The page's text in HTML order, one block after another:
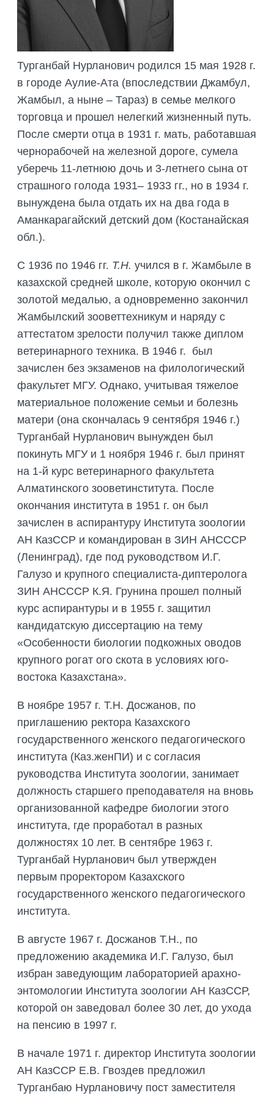
ОБОСНОВАНИЙ
ОРГАНИЗАЦИЯ ТРЕНИНГОВ И
СЕМИНАРОВ, ПОЛЕВЫХ ЭКСКУРСИЙ
ОРГАНИЗАЦИЯ ПОЛЕВЫХ ПРАКТИК,
СТАЖИРОВОК
СОВМЕСТНО С НАУЧНЫМ
ОБЩЕСТВОМ ТЕТИС
СЕЛЕВИНИЯ
SAIGA NEWS
Турганбай Нурланович родился 15 мая 1928 г.
в городе Аулие-Ата (впоследствии Джамбул,
Жамбыл, а ныне – Тараз) в семье мелкого
торговца и прошел нелегкий жизненный путь.
После смерти отца в 1931 г. мать, работавшая
чернорабочей на железной дороге, сумела
уберечь 11-летнюю дочь и 3-летнего сына от
страшного голода 1931– 1933 гг., но в 1934 г.
вынуждена была отдать их на два года в
Аманкарагайский детский дом (Костанайская
обл.).
С 1936 по 1946 гг. Т.Н. учился в г. Жамбыле в
казахской средней школе, которую окончил с
золотой медалью, а одновременно закончил
Жамбылский зооветтехникум и наряду с
аттестатом зрелости получил также диплом
ветеринарного техника. В 1946 г. был
зачислен без экзаменов на филологический
факультет МГУ. Однако, учитывая тяжелое
материальное положение семьи и болезнь
матери (она скончалась 9 сентября 1946 г.)
Турганбай Нурланович вынужден был
покинуть МГУ и 1 ноября 1946 г. был принят
на 1-й курс ветеринарного факультета
Алматинского зооветинститута. После
окончания института в 1951 г. он был
зачислен в аспирантуру Института зоологии
АН КазССР и командирован в ЗИН АНСССР
(Ленинград), где под руководством И.Г.
Галузо и крупного специалиста-диптеролога
ЗИН АНСССР К.Я. Грунина прошел полный
курс аспирантуры и в 1955 г. защитил
кандидатскую диссертацию на тему
«Особенности биологии подкожных оводов
крупного рогат ого скота в условиях юго-
востока Казахстана».
В ноябре 1957 г. Т.Н. Досжанов, по
приглашению ректора Казахского
государственного женского педагогического
института (Каз.женПИ) и с согласия
руководства Института зоологии, занимает
должность старшего преподавателя на вновь
организованной кафедре биологии этого
института, где проработал в разных
должностях 10 лет. В сентябре 1963 г.
Турганбай Нурланович был утвержден
первым проректором Казахского
государственного женского педагогического
института.
В августе 1967 г. Досжанов Т.Н., по
предложению академика И.Г. Галузо, был
избран заведующим лабораторией арахно-
энтомологии Института зоологии АН КазССР,
которой он заведовал более 30 лет, до ухода
на пенсию в 1997 г.
В начале 1971 г. директор Института зоологии
АН КазССР Е.В. Гвоздев предложил
Турганбаю Нурлановичу пост заместителя